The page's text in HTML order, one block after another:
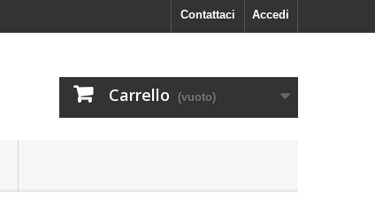
Accedi
Contattaci
Carrello (vuoto)